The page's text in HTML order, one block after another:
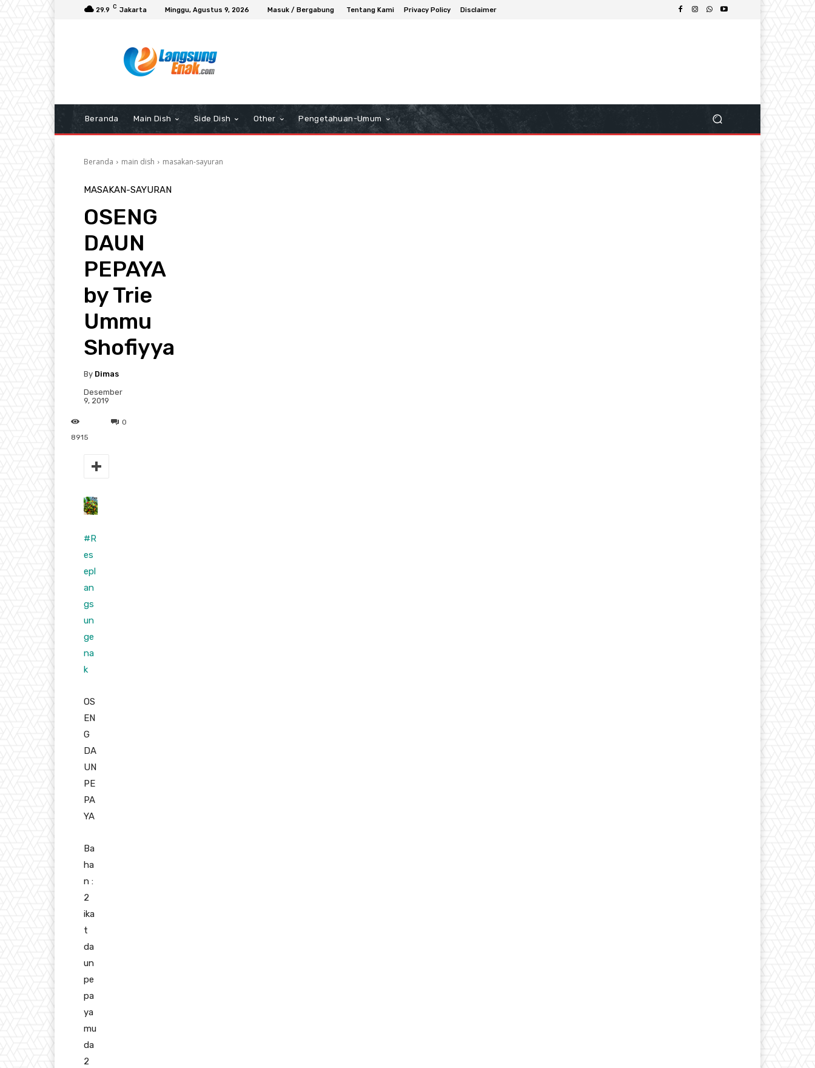
29.9 C Jakarta Minggu, Agustus 9, 2026 Masuk / Bergabung Tentang Kami Privacy Policy Disclaimer
Beranda Main Dish Side Dish Other Pengetahuan-Umum
Beranda main dish masakan-sayuran
MASAKAN-SAYURAN
OSENG
DAUN
PEPAYA
by Trie
Ummu
Shofiyya
By Dimas
Desember
9, 2019
0
8915
#R
es
epl
an
gs
un
ge
na
k
OS
EN
G
DA
UN
PE
PA
YA
Ba
ha
n :
2
ika
t
da
un
pe
pa
ya
mu
da
2